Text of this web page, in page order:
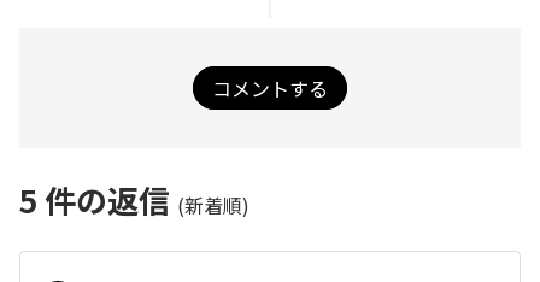
コメントする
5 件の返信 (新着順)